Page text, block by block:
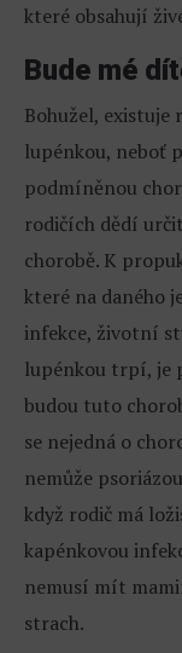
které obsahují
Bude mé
Bohužel, existuje
lupénkou, neboť
podmíněnou
rodičích dědí
chorobě. K
které na daného
infekce, životní
lupénkou trpí, je
budou tuto
se nejedná o
nemůže
když rodič má
kapénkovou
nemusí mít
strach.